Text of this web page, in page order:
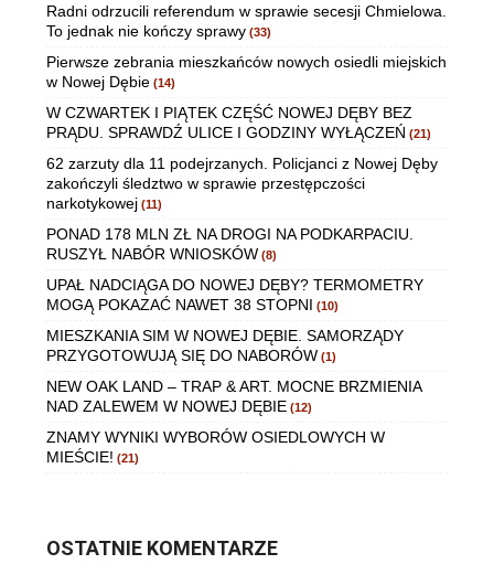
Radni odrzucili referendum w sprawie secesji Chmielowa.
To jednak nie kończy sprawy (33)
Pierwsze zebrania mieszkańców nowych osiedli miejskich
w Nowej Dębie (14)
W CZWARTEK I PIĄTEK CZĘŚĆ NOWEJ DĘBY BEZ
PRĄDU. SPRAWDŹ ULICE I GODZINY WYŁĄCZEŃ (21)
62 zarzuty dla 11 podejrzanych. Policjanci z Nowej Dęby
zakończyli śledztwo w sprawie przestępczości
narkotykowej (11)
PONAD 178 MLN ZŁ NA DROGI NA PODKARPACIU.
RUSZYŁ NABÓR WNIOSKÓW (8)
UPAŁ NADCIĄGA DO NOWEJ DĘBY? TERMOMETRY
MOGĄ POKAZAĆ NAWET 38 STOPNI (10)
MIESZKANIA SIM W NOWEJ DĘBIE. SAMORZĄDY
PRZYGOTOWUJĄ SIĘ DO NABORÓW (1)
NEW OAK LAND – TRAP & ART. MOCNE BRZMIENIA
NAD ZALEWEM W NOWEJ DĘBIE (12)
ZNAMY WYNIKI WYBORÓW OSIEDLOWYCH W
MIEŚCIE! (21)
OSTATNIE KOMENTARZE